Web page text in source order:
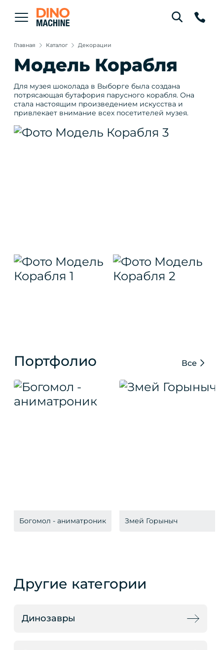
Главная Каталог Декорации
Модель Корабля
Для музея шоколада в Выборге была создана
потрясающая бутафория парусного корабля. Она
стала настоящим произведением искусства и
привлекает внимание всех посетителей музея.
Портфолио Все
Богомол - аниматроник Змей Горыныч
Другие категории
Динозавры